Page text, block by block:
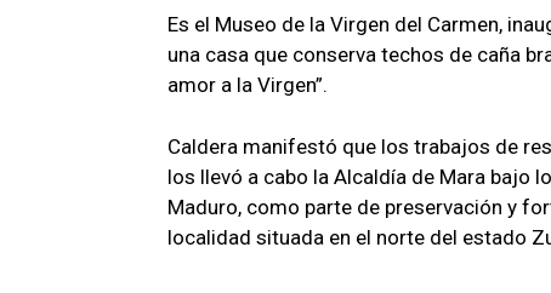
Es el Museo de la Virgen del Carmen,
una casa que conserva techos de caña
amor a la Virgen”.
Caldera manifestó que los trabajos de
los llevó a cabo la Alcaldía de Mara bajo
Maduro, como parte de preservación y
localidad situada en el norte del estado